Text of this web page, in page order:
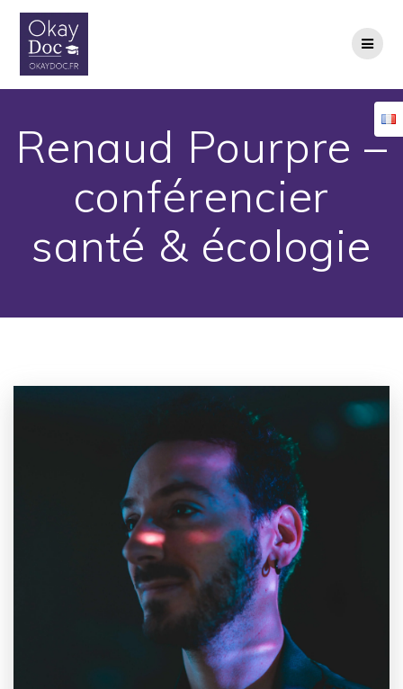
Renaud Pourpre –
conférencier
santé & écologie